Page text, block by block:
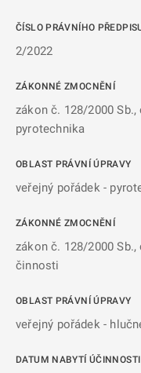
ČÍSLO PRÁVNÍHO
2/2022
ZÁKONNÉ ZMOCNĚNÍ
zákon č. 128/2000
pyrotechnika
OBLAST PRÁVNÍ ÚPRAVY
veřejný pořádek -
ZÁKONNÉ ZMOCNĚNÍ
zákon č. 128/2000
činnosti
OBLAST PRÁVNÍ ÚPRAVY
veřejný pořádek -
DATUM NABYTÍ ÚČINNOSTI